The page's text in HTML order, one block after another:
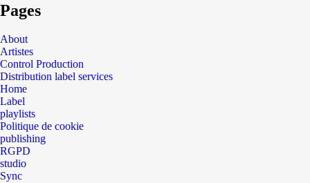
Pages
About
Artistes
Control Production
Distribution label services
Home
Label
playlists
Politique de cookie
publishing
RGPD
studio
Sync